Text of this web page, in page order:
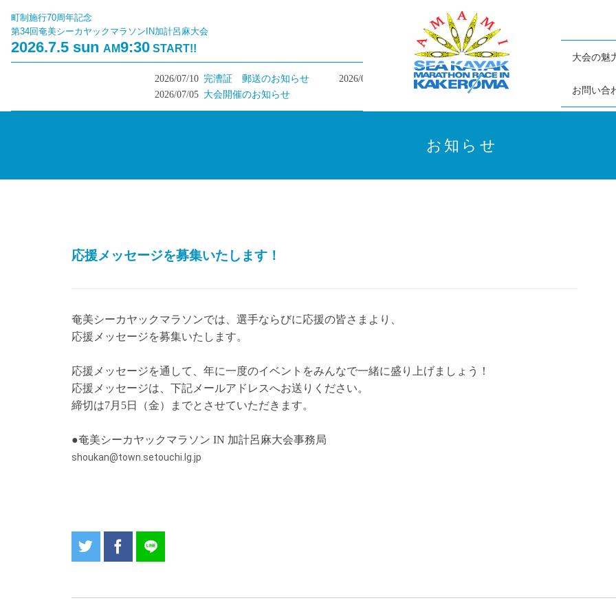
町制施行70周年記念
第34回奄美シーカヤックマラソンIN加計呂麻大会
2026.7.5 sun AM9:30 START!!
2026/07/10 完漕証 郵送のお知らせ 2026/07/05
大会終了の御礼と大会結果掲載のお知らせ
2026/07/05 大会開催のお知らせ
大会の魅
お問い合
お知らせ
応援メッセージを募集いたします！
奄美シーカヤックマラソンでは、選手ならびに応援の皆さまより、
応援メッセージを募集いたします。
応援メッセージを通して、年に一度のイベントをみんなで一緒に盛り上げましょう！
応援メッセージは、下記メールアドレスへお送りください。
締切は7月5日（金）までとさせていただきます。
●奄美シーカヤックマラソン IN 加計呂麻大会事務局
shoukan@town.setouchi.lg.jp